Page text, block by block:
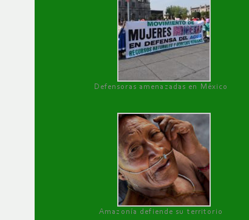
Defensoras amenazadas en México
Amazonía defiende su territorio